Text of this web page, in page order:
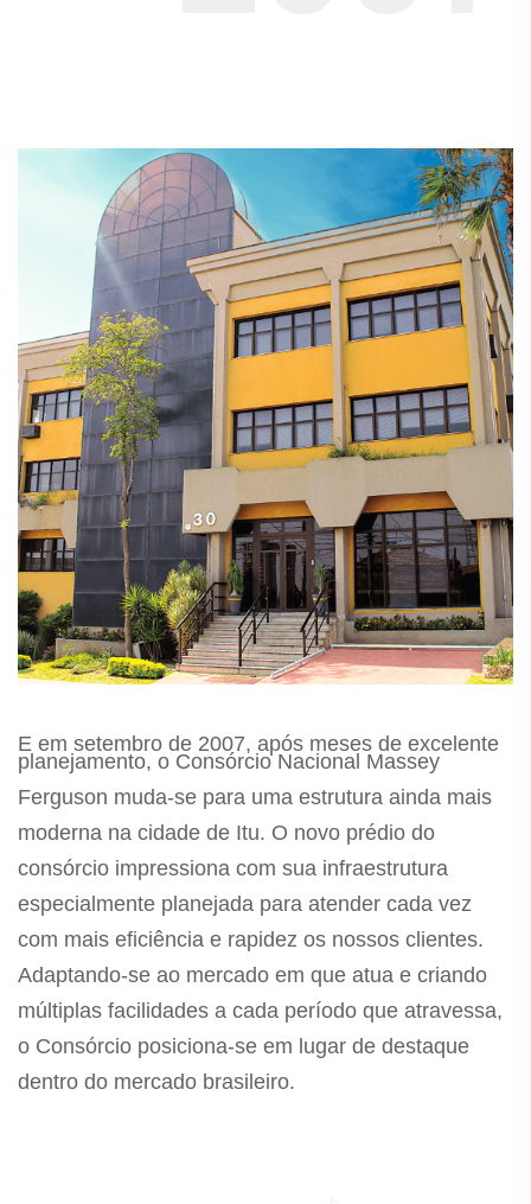
E em setembro de 2007, após meses de excelente
planejamento, o Consórcio Nacional Massey
Ferguson muda-se para uma estrutura ainda mais
moderna na cidade de Itu. O novo prédio do
consórcio impressiona com sua infraestrutura
especialmente planejada para atender cada vez
com mais eficiência e rapidez os nossos clientes.
Adaptando-se ao mercado em que atua e criando
múltiplas facilidades a cada período que atravessa,
o Consórcio posiciona-se em lugar de destaque
dentro do mercado brasileiro.